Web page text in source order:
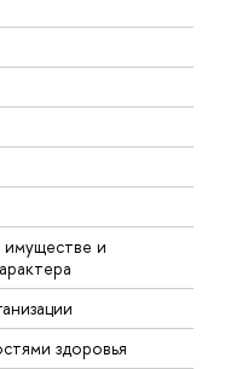
и
здоровья